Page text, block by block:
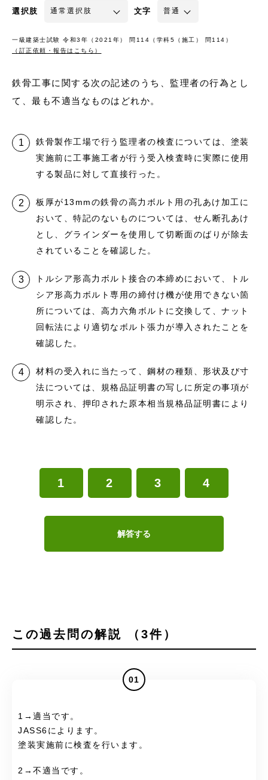
選択肢 文字
一級建築士試験 令和3年（2021年） 問114（学科5（施工） 問114）
（訂正依頼・報告はこちら）
鉄骨工事に関する次の記述のうち、監理者の行為とし
て、最も不適当なものはどれか。
鉄骨製作工場で行う監理者の検査については、塗装
実施前に工事施工者が行う受入検査時に実際に使用
する製品に対して直接行った。
板厚が13mmの鉄骨の高力ボルト用の孔あけ加工に
おいて、特記のないものについては、せん断孔あけ
とし、グラインダーを使用して切断面のばりが除去
されていることを確認した。
トルシア形高力ボルト接合の本締めにおいて、トル
シア形高力ボルト専用の締付け機が使用できない箇
所については、高力六角ボルトに交換して、ナット
回転法により適切なボルト張力が導入されたことを
確認した。
材料の受入れに当たって、鋼材の種類、形状及び寸
法については、規格品証明書の写しに所定の事項が
明示され、押印された原本相当規格品証明書により
確認した。
1 2 3 4
解答する
この過去問の解説 （3件）
01
1→適当です。
JASS6によります。
塗装実施前に検査を行います。
2→不適当です。